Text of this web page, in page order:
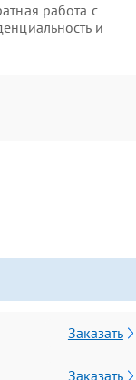
работа с
и
Заказать
Заказать